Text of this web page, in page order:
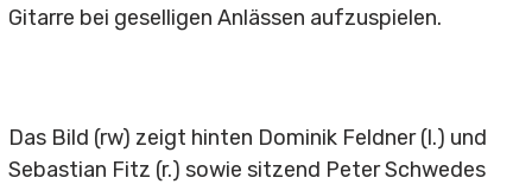
Fussball
Ansprechpartner
Gitarre bei geselligen Anlässen aufzuspielen.
Das Bild (rw) zeigt hinten Dominik Feldner (l.) und
Sebastian Fitz (r.) sowie sitzend Peter Schwedes